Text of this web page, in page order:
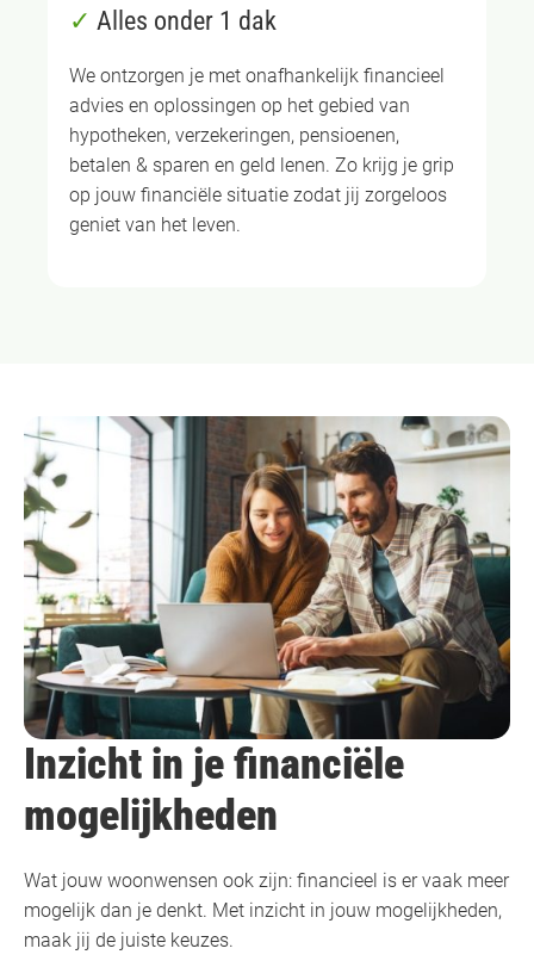
✓ Alles onder 1 dak
We ontzorgen je met onafhankelijk financieel
advies en oplossingen op het gebied van
hypotheken, verzekeringen, pensioenen,
betalen & sparen en geld lenen. Zo krijg je grip
op jouw financiële situatie zodat jij zorgeloos
geniet van het leven.
Inzicht in je financiële
mogelijkheden
Wat jouw woonwensen ook zijn: financieel is er vaak meer
mogelijk dan je denkt. Met inzicht in jouw mogelijkheden,
maak jij de juiste keuzes.